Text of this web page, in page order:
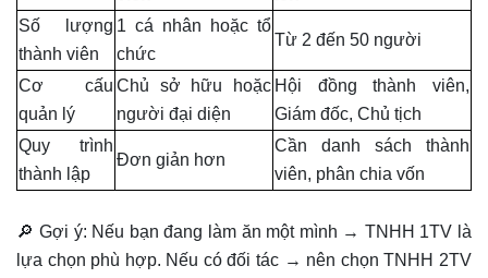
Số lượng
thành viên
1 cá nhân hoặc tổ
chức
Từ 2 đến 50 người
Cơ cấu
quản lý
Chủ sở hữu hoặc
người đại diện
Hội đồng thành viên,
Giám đốc, Chủ tịch
Quy trình
thành lập
Đơn giản hơn
Cần danh sách thành
viên, phân chia vốn
🔎 Gợi ý: Nếu bạn đang làm ăn một mình → TNHH 1TV là
lựa chọn phù hợp. Nếu có đối tác → nên chọn TNHH 2TV